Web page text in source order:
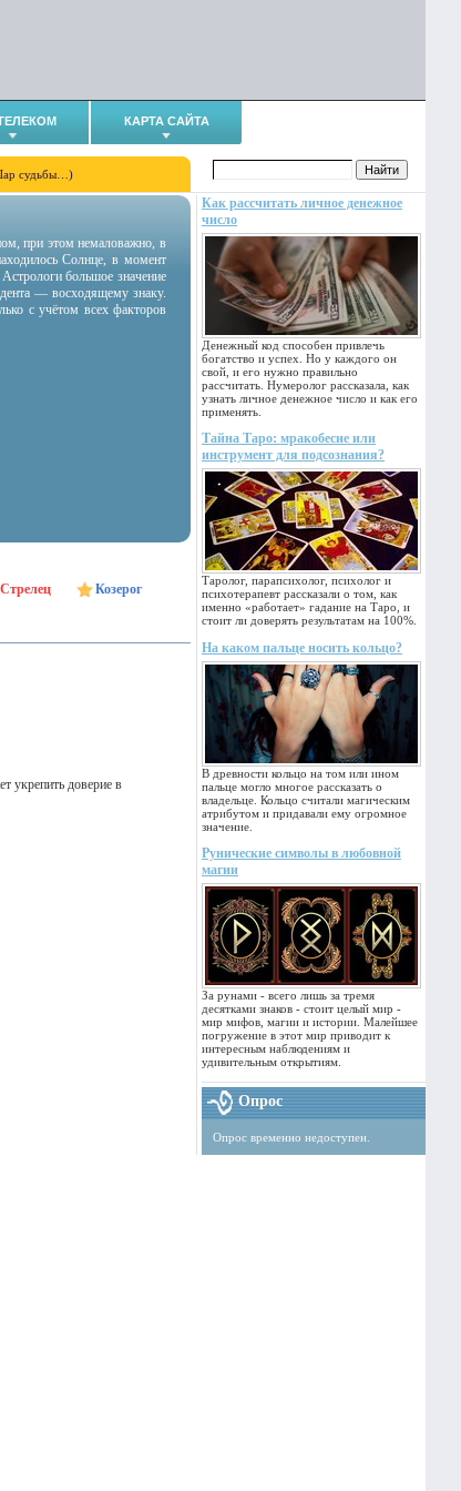
КАРТА САЙТА
судьбы…)
Как рассчитать личное денежное
число
Денежный код способен привлечь
богатство и успех. Но у каждого он
свой, и его нужно правильно
рассчитать. Нумеролог рассказала, как
узнать личное денежное число и как его
применять.
Тайна Таро: мракобесие или
инструмент для подсознания?
Таролог, парапсихолог, психолог и
психотерапевт рассказали о том, как
именно «работает» гадание на Таро, и
стоит ли доверять результатам на 100%.
На каком пальце носить кольцо?
В древности кольцо на том или ином
пальце могло многое рассказать о
владельце. Кольцо считали магическим
атрибутом и придавали ему огромное
значение.
Рунические символы в любовной
магии
За рунами - всего лишь за тремя
десятками знаков - стоит целый мир -
мир мифов, магии и истории. Малейшее
погружение в этот мир приводит к
интересным наблюдениям и
удивительным открытиям.
Опрос
Опрос временно недоступен.
при этом немаловажно, в
Солнце, в момент
большое значение
— восходящему знаку.
с учётом всех факторов
Стрелец
Козерог
укрепить доверие в